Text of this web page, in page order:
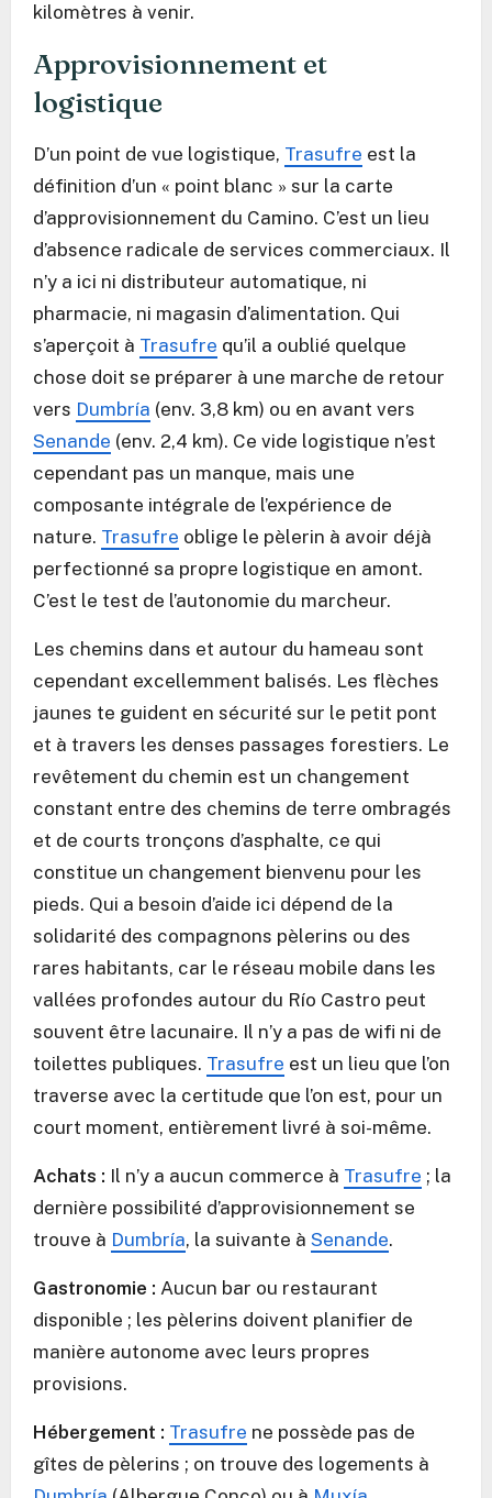
kilomètres à venir.
Approvisionnement et
logistique
D’un point de vue logistique, Trasufre est la
définition d’un « point blanc » sur la carte
d’approvisionnement du Camino. C’est un lieu
d’absence radicale de services commerciaux. Il
n’y a ici ni distributeur automatique, ni
pharmacie, ni magasin d’alimentation. Qui
s’aperçoit à Trasufre qu’il a oublié quelque
chose doit se préparer à une marche de retour
vers Dumbría (env. 3,8 km) ou en avant vers
Senande (env. 2,4 km). Ce vide logistique n’est
cependant pas un manque, mais une
composante intégrale de l’expérience de
nature. Trasufre oblige le pèlerin à avoir déjà
perfectionné sa propre logistique en amont.
C’est le test de l’autonomie du marcheur.
Les chemins dans et autour du hameau sont
cependant excellemment balisés. Les flèches
jaunes te guident en sécurité sur le petit pont
et à travers les denses passages forestiers. Le
revêtement du chemin est un changement
constant entre des chemins de terre ombragés
et de courts tronçons d’asphalte, ce qui
constitue un changement bienvenu pour les
pieds. Qui a besoin d’aide ici dépend de la
solidarité des compagnons pèlerins ou des
rares habitants, car le réseau mobile dans les
vallées profondes autour du Río Castro peut
souvent être lacunaire. Il n’y a pas de wifi ni de
toilettes publiques. Trasufre est un lieu que l’on
traverse avec la certitude que l’on est, pour un
court moment, entièrement livré à soi-même.
Achats : Il n’y a aucun commerce à Trasufre ; la
dernière possibilité d’approvisionnement se
trouve à Dumbría, la suivante à Senande.
Gastronomie : Aucun bar ou restaurant
disponible ; les pèlerins doivent planifier de
manière autonome avec leurs propres
provisions.
Hébergement : Trasufre ne possède pas de
gîtes de pèlerins ; on trouve des logements à